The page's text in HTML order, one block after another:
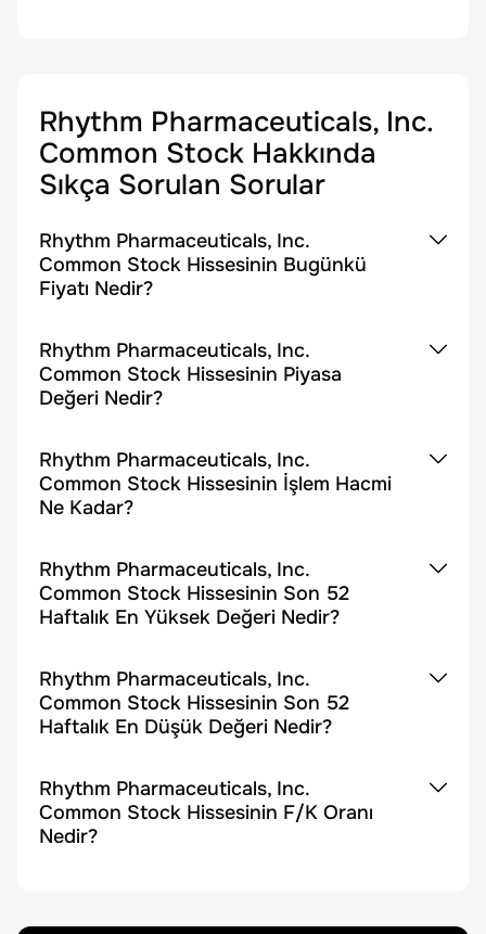
Rhythm Pharmaceuticals, Inc.
Common Stock Hakkında
Sıkça Sorulan Sorular
Rhythm Pharmaceuticals, Inc.
Common Stock Hissesinin Bugünkü
Fiyatı Nedir?
Rhythm Pharmaceuticals, Inc.
Common Stock Hissesinin Piyasa
Değeri Nedir?
Rhythm Pharmaceuticals, Inc.
Common Stock Hissesinin İşlem Hacmi
Ne Kadar?
Rhythm Pharmaceuticals, Inc.
Common Stock Hissesinin Son 52
Haftalık En Yüksek Değeri Nedir?
Rhythm Pharmaceuticals, Inc.
Common Stock Hissesinin Son 52
Haftalık En Düşük Değeri Nedir?
Rhythm Pharmaceuticals, Inc.
Common Stock Hissesinin F/K Oranı
Nedir?